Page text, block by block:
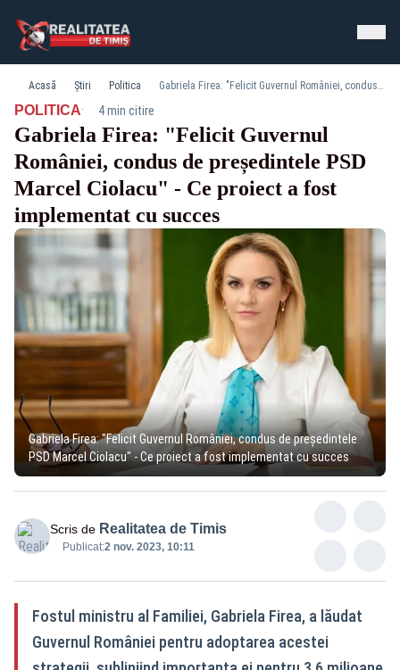
Acasă Știri Politica Gabriela Firea: "Felicit Guvernul României, condus de președintele PSD Marcel Ciolacu" - Ce proiect a fost implementat cu succes
POLITICA· 4 min citire
Gabriela Firea: "Felicit Guvernul
României, condus de președintele PSD
Marcel Ciolacu" - Ce proiect a fost
implementat cu succes
Gabriela Firea: "Felicit Guvernul României, condus de președintele
PSD Marcel Ciolacu" - Ce proiect a fost implementat cu succes
Scris de Realitatea de Timis
Publicat:2 nov. 2023, 10:11
Fostul ministru al Familiei, Gabriela Firea, a lăudat
Guvernul României pentru adoptarea acestei